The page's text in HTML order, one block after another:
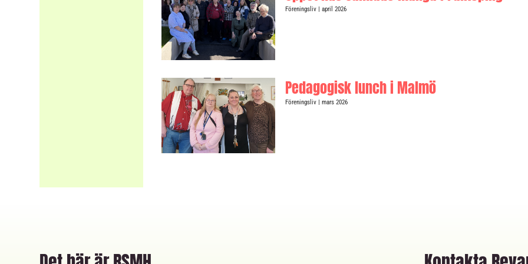
Föreningsliv| april 2026
Pedagogisk lunch i Malmö
Föreningsliv| mars 2026